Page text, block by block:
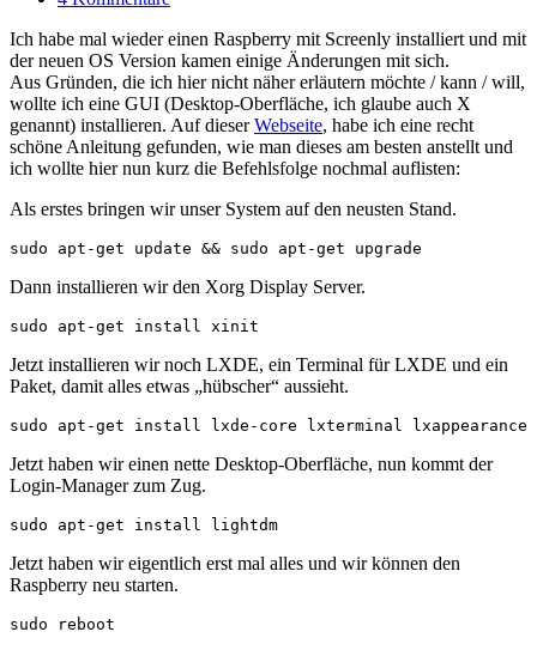
Ich habe mal wieder einen Raspberry mit Screenly installiert und mit
der neuen OS Version kamen einige Änderungen mit sich.
Aus Gründen, die ich hier nicht näher erläutern möchte / kann / will,
wollte ich eine GUI (Desktop-Oberfläche, ich glaube auch X
genannt) installieren. Auf dieserWebseite, habe ich eine recht
schöne Anleitung gefunden, wie man dieses am besten anstellt und
ich wollte hier nun kurz die Befehlsfolge nochmal auflisten:
Als erstes bringen wir unser System auf den neusten Stand.
sudo apt-get update && sudo apt-get upgrade
Dann installieren wir den Xorg Display Server.
sudo apt-get install xinit
Jetzt installieren wir noch LXDE, ein Terminal für LXDE und ein
Paket, damit alles etwas „hübscher“ aussieht.
sudo apt-get install lxde-core lxterminal lxappearance
Jetzt haben wir einen nette Desktop-Oberfläche, nun kommt der
Login-Manager zum Zug.
sudo apt-get install lightdm
Jetzt haben wir eigentlich erst mal alles und wir können den
Raspberry neu starten.
sudo reboot